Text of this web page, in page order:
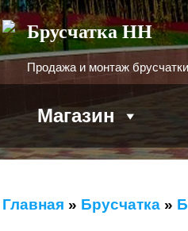
Брусчатка НН
Продажа и монтаж брусчатки
Магазин
Главная » Брусчатка »